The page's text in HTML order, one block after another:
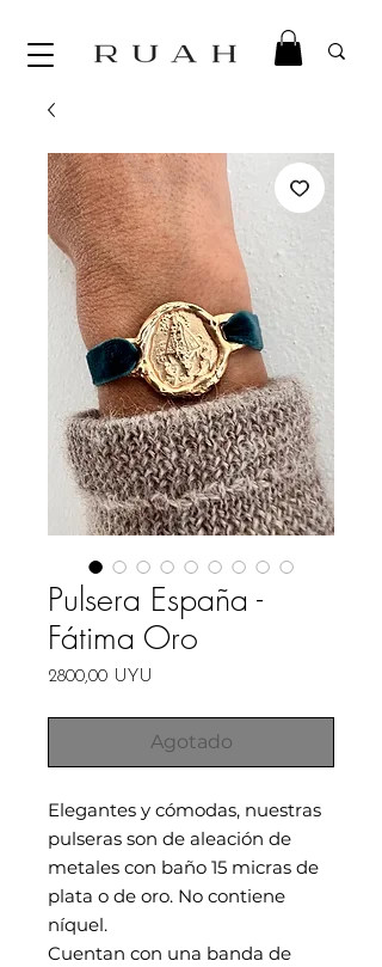
Pulsera España -
Fátima Oro
2800,00 UYU
Agotado
Elegantes y cómodas, nuestras
pulseras son de aleación de
metales con baño 15 micras de
plata o de oro. No contiene
níquel.
Cuentan con una banda de